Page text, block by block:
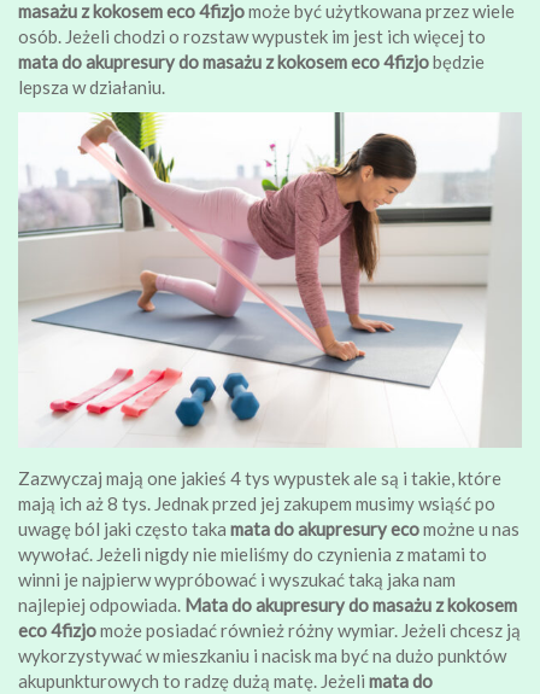
masażu z kokosem eco 4fizjomoże być użytkowana przez wiele
osób. Jeżeli chodzi o rozstaw wypustek im jest ich więcej to
mata do akupresury do masażu z kokosem eco 4fizjobędzie
lepsza w działaniu.
Zazwyczaj mają one jakieś 4 tys wypustek ale są i takie, które
mają ich aż 8 tys. Jednak przed jej zakupem musimy wsiąść po
uwagę ból jaki często taka mata do akupresury ecomożne u nas
wywołać. Jeżeli nigdy nie mieliśmy do czynienia z matami to
winni je najpierw wypróbować i wyszukać taką jaka nam
najlepiej odpowiada. Mata do akupresury do masażu z kokosem
eco 4fizjomoże posiadać również różny wymiar. Jeżeli chcesz ją
wykorzystywać w mieszkaniu i nacisk ma być na dużo punktów
akupunkturowych to radzę dużą matę. Jeżeli mata do